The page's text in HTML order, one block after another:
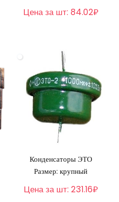
Цена за шт: 84.02₽
Конденсаторы ЭТО
Размер: крупный
Цена за шт: 231.16₽